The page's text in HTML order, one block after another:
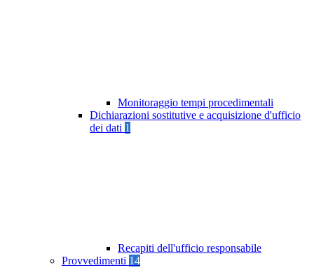
Monitoraggio tempi procedimentali
Dichiarazioni sostitutive e acquisizione d'ufficio
dei dati 1
Recapiti dell'ufficio responsabile
Provvedimenti 14